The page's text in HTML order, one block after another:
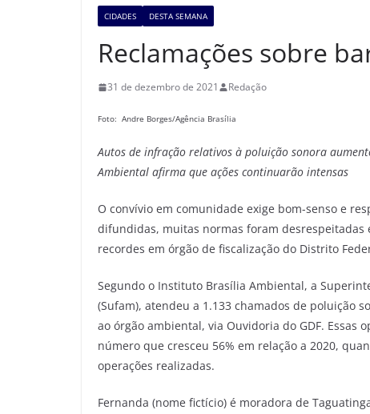
CIDADES DESTA SEMANA
Reclamações sobre
31 de dezembro de 2021 Redação
Foto: Andre Borges/Agência Brasília
Autos de infração relativos à poluição sonora
Ambiental afirma que ações continuarão intensas
O convívio em comunidade exige bom-senso e
difundidas, muitas normas foram desrespeitadas
recordes em órgão de fiscalização do Distrito
Segundo o Instituto Brasília Ambiental, a
(Sufam), atendeu a 1.133 chamados de poluição
ao órgão ambiental, via Ouvidoria do GDF. Essas
número que cresceu 56% em relação a 2020,
operações realizadas.
Fernanda (nome fictício) é moradora de